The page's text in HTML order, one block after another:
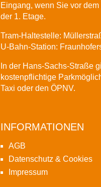
Eingang, wenn Sie vor
der 1. Etage.
Tram-Haltestelle:
U-Bahn-Station:
In der Hans-Sachs-Straße
kostenpflichtige
Taxi oder denÖPNV.
INFORMATIONEN
AGB
Datenschutz & Cookies
Impressum